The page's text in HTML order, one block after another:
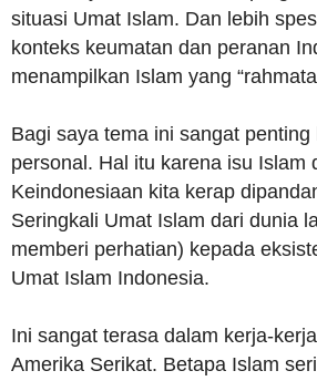
situasi Umat Islam. Dan lebih
konteks keumatan dan peranan
menampilkan Islam yang
Bagi saya tema ini sangat
personal. Hal itu karena isu Islam
Keindonesiaan kita kerap
Seringkali Umat Islam dari dunia
memberi perhatian) kepada
Umat Islam Indonesia.
Ini sangat terasa dalam kerja-
Amerika Serikat. Betapa Islam